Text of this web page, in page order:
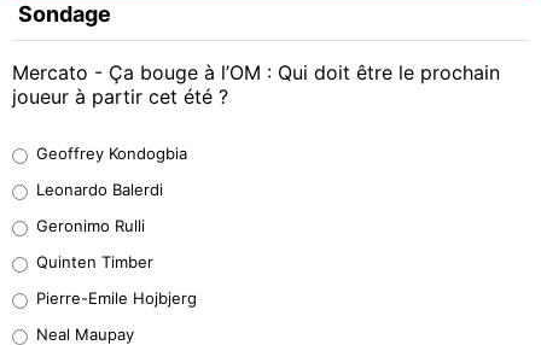
Sondage
Mercato - Ça bouge à l’OM : Qui doit être le prochain
joueur à partir cet été ?
38%
32%
5%
Geoffrey Kondogbia
Leonardo Balerdi
Geronimo Rulli
Quinten Timber
Pierre-Emile Hojbjerg
Neal Maupay